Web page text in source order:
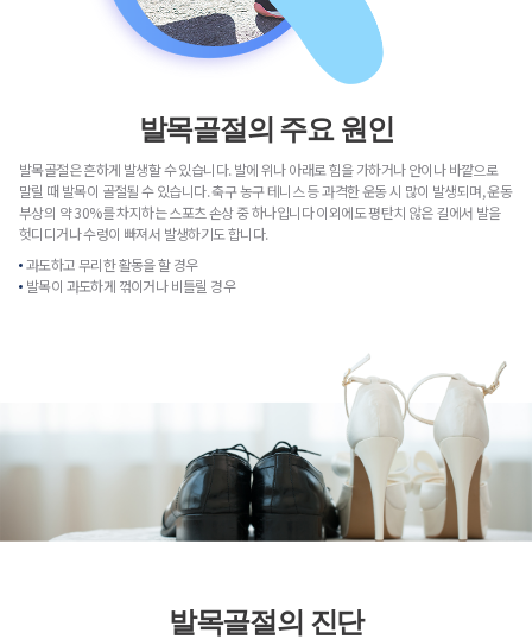
발목골절의 주요 원인
발목골절은 흔하게 발생할 수 있습니다. 발에 위나 아래로 힘을 가하거나 안이나 바깥으로
말릴 때 발목이 골절될 수 있습니다. 축구 농구 테니스 등 과격한 운동 시 많이 발생되며, 운동
부상의 약 30%를 차지하는 스포츠 손상 중 하나입니다 이외에도 평탄치 않은 길에서 발을
헛디디거나 수렁이 빠져서 발생하기도 합니다.
과도하고 무리한 활동을 할 경우
발목이 과도하게 꺾이거나 비틀릴 경우
발목골절의 진단